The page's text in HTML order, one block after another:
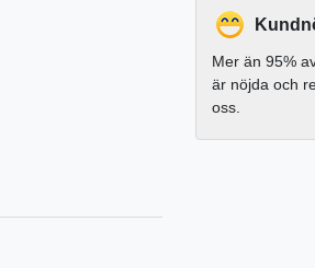
Mer än 95%
är nöjda och
oss.